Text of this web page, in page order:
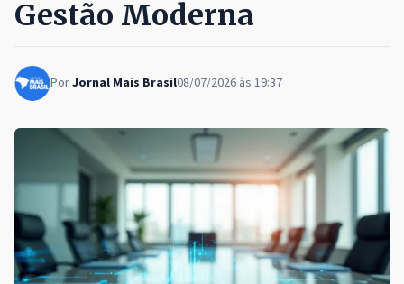
Gestão Moderna
PorJornal Mais Brasil08/07/2026 às 19:37